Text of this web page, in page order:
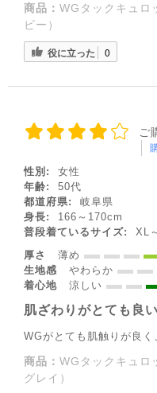
商品： WGタックキュロ
ビー）
役に立った 0
ご
性別:
女性
年齢:
50代
都道府県:
岐阜県
身長:
166～170cm
普段着ているサイズ:
XL～
厚さ
薄め
生地感
やわらか
着心地
涼しい
肌ざわりがとても良い
WGがとても肌触りが良く
商品： WGタックキュロ
グレイ）